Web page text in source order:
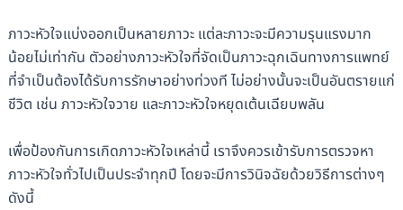
ภาวะหัวใจแบ่งออกเป็นหลายภาวะ แต่ละภาวะจะมีความรุนแรงมาก
น้อยไม่เท่ากัน ตัวอย่างภาวะหัวใจที่จัดเป็นภาวะฉุกเฉินทางการแพทย์
ที่จำเป็นต้องได้รับการรักษาอย่างท่วงที ไม่อย่างนั้นจะเป็นอันตรายแก่
ชีวิต เช่น ภาวะหัวใจวาย และภาวะหัวใจหยุดเต้นเฉียบพลัน
เพื่อป้องกันการเกิดภาวะหัวใจเหล่านี้ เราจึงควรเข้ารับการตรวจหา
ภาวะหัวใจทั่วไปเป็นประจำทุกปี โดยจะมีการวินิจฉัยด้วยวิธีการต่างๆ
ดังนี้